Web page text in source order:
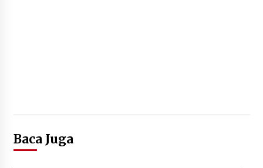
Baca Juga